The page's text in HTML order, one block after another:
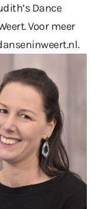
Dance
Voor meer
.